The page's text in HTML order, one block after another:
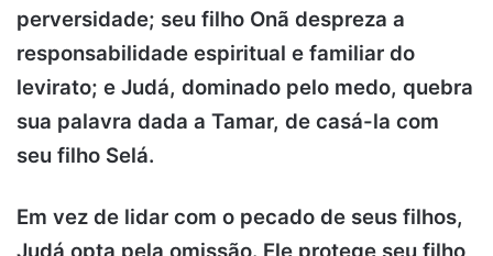
perversidade; seu filho Onã despreza a
responsabilidade espiritual e familiar do
levirato; e Judá, dominado pelo medo, quebra
sua palavra dada a Tamar, de casá-la com
seu filho Selá.
Em vez de lidar com o pecado de seus filhos,